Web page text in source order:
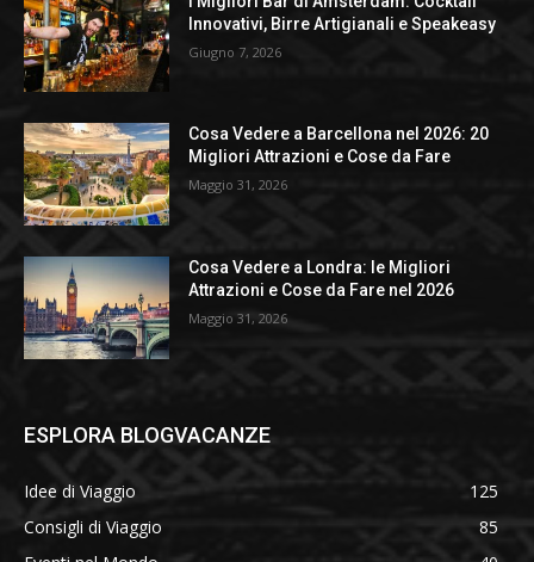
Innovativi, Birre Artigianali e Speakeasy
Giugno 7, 2026
Cosa Vedere a Barcellona nel 2026: 20
Migliori Attrazioni e Cose da Fare
Maggio 31, 2026
Cosa Vedere a Londra: le Migliori
Attrazioni e Cose da Fare nel 2026
Maggio 31, 2026
ESPLORA BLOGVACANZE
Idee di Viaggio
125
Consigli di Viaggio
85